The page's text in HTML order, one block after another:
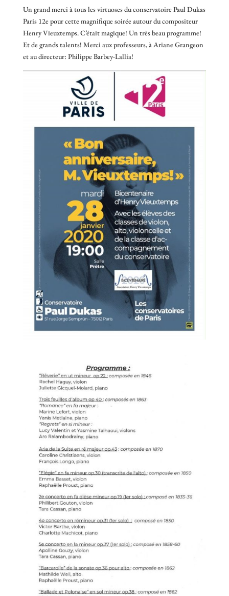
Un grand merci à tous les virtuoses du conservatoire Paul Dukas
Paris 12e pour cette magnifique soirée autour du compositeur
Henry Vieuxtemps. C’était magique! Un très beau programme!
Et de grands talents! Merci aux professeurs, à Ariane Grangeon
et au directeur: Philippe Barbey-Lallia!